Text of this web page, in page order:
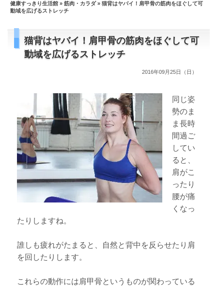
健康すっきり生活館 »筋肉・カラダ» 猫背はヤバイ！肩甲骨の筋肉をほぐして可
動域を広げるストレッチ
猫背はヤバイ！肩甲骨の筋肉をほぐして可
動域を広げるストレッチ
2016年09月25日（日）
同じ姿
勢のま
ま長時
間過ご
してい
ると、
肩がこ
ったり
腰が痛
くなっ
たりしますね。
誰しも疲れがたまると、自然と背中を反らせたり肩
を回したりします。
これらの動作には肩甲骨というものが関わっている